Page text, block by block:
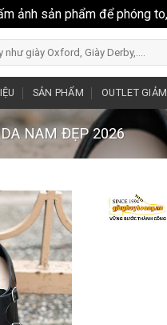
ảnh sản phẩm để phóng
SẢN PHẨM OUTLET
NAM ĐẸP 2026